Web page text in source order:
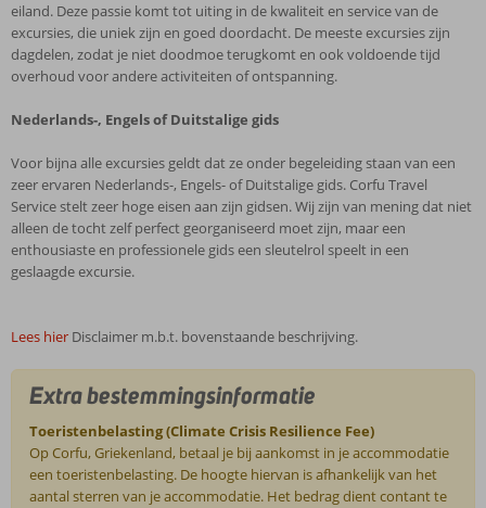
eiland. Deze passie komt tot uiting in de kwaliteit en service van de
excursies, die uniek zijn en goed doordacht. De meeste excursies zijn
dagdelen, zodat je niet doodmoe terugkomt en ook voldoende tijd
overhoud voor andere activiteiten of ontspanning.
Nederlands-, Engels of Duitstalige gids
Voor bijna alle excursies geldt dat ze onder begeleiding staan van een
zeer ervaren Nederlands-, Engels- of Duitstalige gids. Corfu Travel
Service stelt zeer hoge eisen aan zijn gidsen. Wij zijn van mening dat niet
alleen de tocht zelf perfect georganiseerd moet zijn, maar een
enthousiaste en professionele gids een sleutelrol speelt in een
geslaagde excursie.
Lees hier Disclaimer m.b.t. bovenstaande beschrijving.
Extra bestemmingsinformatie
Toeristenbelasting (Climate Crisis Resilience Fee)
Op Corfu, Griekenland, betaal je bij aankomst in je accommodatie
een toeristenbelasting. De hoogte hiervan is afhankelijk van het
aantal sterren van je accommodatie. Het bedrag dient contant te